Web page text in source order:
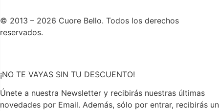
© 2013 – 2026 Cuore Bello. Todos los derechos
reservados.
¡NO TE VAYAS SIN TU DESCUENTO!
Únete a nuestra Newsletter y recibirás nuestras últimas
novedades por Email. Además, sólo por entrar, recibirás un